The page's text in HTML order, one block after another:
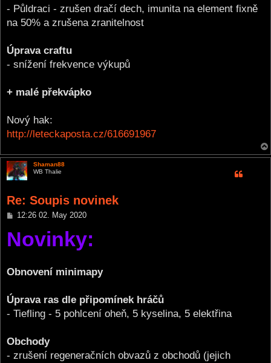
- Půldraci - zrušen dračí dech, imunita na element fixně
na 50% a zrušena zranitelnost
Úprava craftu
- snížení frekvence výkupů
+ malé překvápko
Nový hak:
http://leteckaposta.cz/616691967
Shaman88
WB Thalie
Re: Soupis novinek
P
s
t
12:26 02. May 2020
Novinky:
Obnovení minimapy
Úprava ras dle připomínek hráčů
- Tiefling - 5 pohlcení oheň, 5 kyselina, 5 elektřina
Obchody
- zrušení regeneračních obvazů z obchodů (jejich